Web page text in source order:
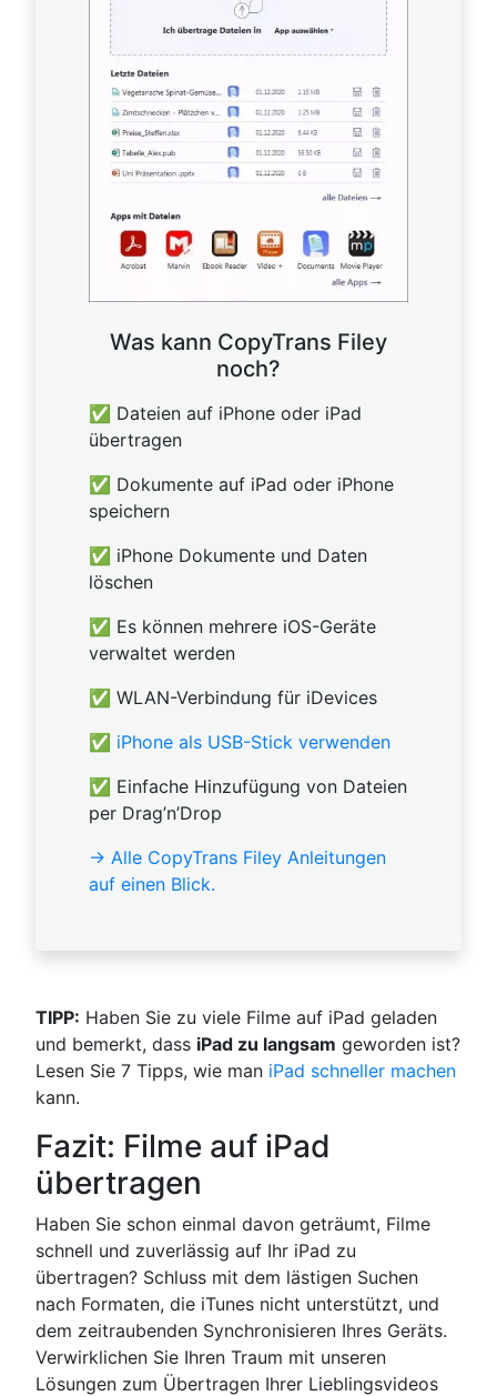
Was kann CopyTrans Filey
noch?
✅ Dateien auf iPhone oder iPad
übertragen
✅ Dokumente auf iPad oder iPhone
speichern
✅ iPhone Dokumente und Daten
löschen
✅ Es können mehrere iOS-Geräte
verwaltet werden
✅ WLAN-Verbindung für iDevices
✅ iPhone als USB-Stick verwenden
✅ Einfache Hinzufügung von Dateien
per Drag’n’Drop
→ Alle CopyTrans Filey Anleitungen
auf einen Blick.
TIPP: Haben Sie zu viele Filme auf iPad geladen
und bemerkt, dass iPad zu langsam geworden ist?
Lesen Sie 7 Tipps, wie man iPad schneller machen
kann.
Fazit: Filme auf iPad
übertragen
Haben Sie schon einmal davon geträumt, Filme
schnell und zuverlässig auf Ihr iPad zu
übertragen? Schluss mit dem lästigen Suchen
nach Formaten, die iTunes nicht unterstützt, und
dem zeitraubenden Synchronisieren Ihres Geräts.
Verwirklichen Sie Ihren Traum mit unseren
Lösungen zum Übertragen Ihrer Lieblingsvideos